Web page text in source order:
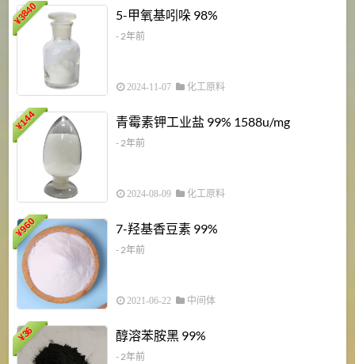
¥
3840 5-甲氧基吲哚 98%
- 2年前
2024-11-07 化工原料
¥
144 青霉素钾工业盐 99% 1588u/mg
- 2年前
2024-08-09 化工原料
¥
960 7-羟基香豆素 99%
- 2年前
2021-06-22 中间体
¥
36 醇溶苯胺黑 99%
- 2年前